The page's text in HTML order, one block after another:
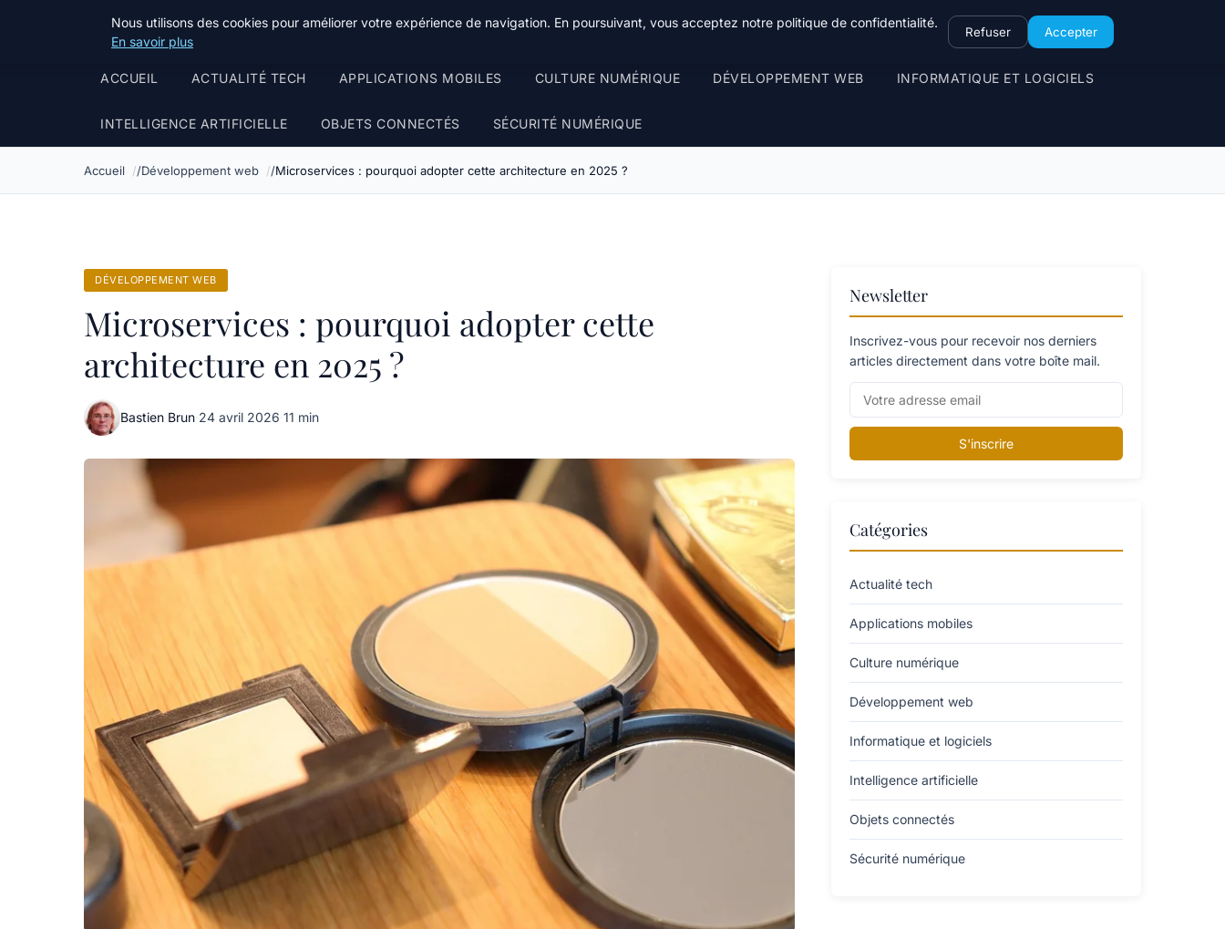
Stillweb
ACCUEIL ACTUALITÉ TECH APPLICATIONS MOBILES CULTURE NUMÉRIQUE DÉVELOPPEMENT WEB INFORMATIQUE ET LOGICIELS
INTELLIGENCE ARTIFICIELLE OBJETS CONNECTÉS SÉCURITÉ NUMÉRIQUE
Accueil Développement web Microservices : pourquoi adopter cette architecture en 2025 ?
DÉVELOPPEMENT WEB
Microservices : pourquoi adopter cette
architecture en 2025 ?
Bastien Brun·24 avril 2026·11 min
Newsletter
Inscrivez-vous pour recevoir nos derniers
articles directement dans votre boîte mail.
S'inscrire
Catégories
Actualité tech
Applications mobiles
Culture numérique
Développement web
Informatique et logiciels
Intelligence artificielle
Objets connectés
Sécurité numérique
Nous utilisons des cookies pour améliorer votre expérience de navigation. En poursuivant, vous acceptez notre politique de confidentialité.
En savoir plus
Refuser Accepter